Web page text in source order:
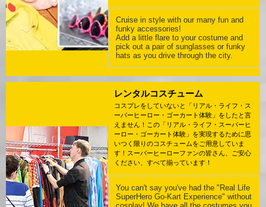
Cruise in style with our many fun and
funky accessories!
Add a little flare to your costume and
pick out a pair of sunglasses or funky
hats as you drive through the city.
レンタルコスチューム
コスプレをしていないと「リアル・ライフ・ス
ーパーヒーロー・ゴーカート体験」をしたと言
えません！この「リアル・ライフ・スーパーヒ
ーロー・ゴーカート体験」を実現するために思
いつく限りのコスチュームをご用意していま
す！スーパーヒーローファンの皆さん、ご安心
ください、すべて揃っています！
You can't say you've had the "Real Life
SuperHero Go-Kart Experience" without